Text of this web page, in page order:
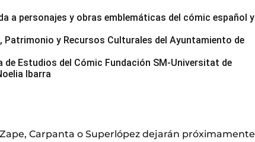
a personajes y obras emblemáticas del cómic español y
y Recursos Culturales del Ayuntamiento de
Estudios del Cómic Fundación SM-Universitat de
Ibarra
Carpanta o Superlópez dejarán próximamente